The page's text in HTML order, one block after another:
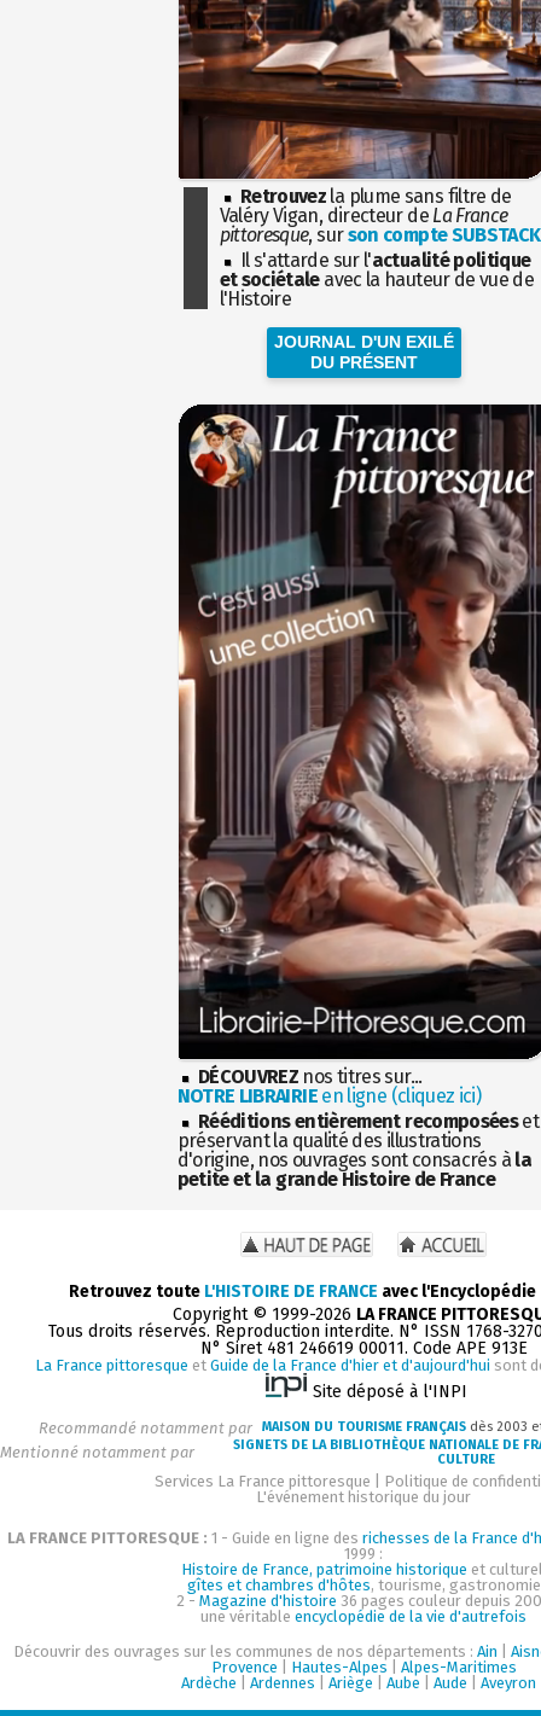
Retrouvez la plume sans filtre de
Valéry Vigan, directeur de La France
pittoresque, surson compte SUBSTACK
Il s'attarde sur l'actualité politique
et sociétaleavec la hauteur de vue de
l'Histoire
JOURNAL D'UN EXILÉ
DU PRÉSENT
DÉCOUVREZ nos titres sur...
NOTRE LIBRAIRIEen ligne (cliquez ici)
Rééditions entièrement recomposéeset
préservant la qualité des illustrations
d'origine, nos ouvrages sont consacrés à la
petite et la grande Histoire de France
Retrouvez toute L'HISTOIRE DE FRANCE avec
Copyright © 1999-2026 LA FRANCE
Tous droits réservés. Reproduction interdite. N° ISSN 1768-
N° Siret 481 246619 00011. Code APE 913E
La France pittoresque et Guide de la France d'hier et d'aujourd'hui sont
Site déposé à l'INPI
Recommandé notamment par MAISON DU TOURISME FRANÇAIS dès 2003
Mentionné notamment par
SIGNETS DE LA BIBLIOTHÈQUE NATIONALE DE
CULTURE
Services La France pittoresque
Politique de
L'événement historique du jour
LA FRANCE PITTORESQUE : 1 - Guide en ligne des richesses de la France
1999 :
Histoire de France, patrimoine historique et
gîtes et chambres d'hôtes, tourisme, gastronomie
2 - Magazine d'histoire 36 pages couleur depuis
une véritable encyclopédie de la vie d'autrefois
Découvrir des ouvrages sur les communes de nos départements : Ain
Provence
Hautes-Alpes
Alpes-Maritimes
Ardèche
Ardennes Ariège Aube Aude Aveyron